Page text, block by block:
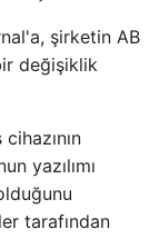
şirketin AB
değişiklik
yazılımı
tarafından